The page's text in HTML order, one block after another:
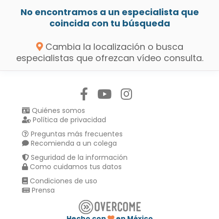
No encontramos a un especialista que
coincida con tu búsqueda
Cambia la localización o busca
especialistas que ofrezcan vídeo consulta.
Quiénes somos
Política de privacidad
Preguntas más frecuentes
Recomienda a un colega
Seguridad de la información
Como cuidamos tus datos
Condiciones de uso
Prensa